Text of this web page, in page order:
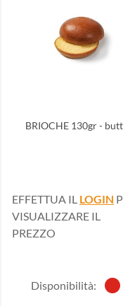
BRIOCHE 130gr -
EFFETTUA IL LOGIN
VISUALIZZARE IL
PREZZO
Disponibilità: